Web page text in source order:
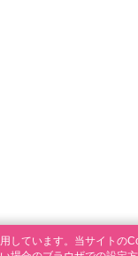
しています。当サイトの